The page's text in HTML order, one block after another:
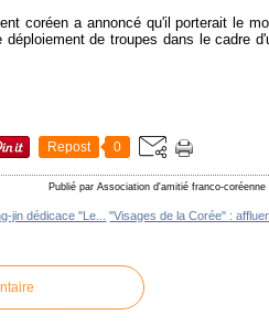
coréen a annoncé qu'il porterait le
de troupes dans le cadre
Repost 0
Publié par Association d'amitié franco-coréenne
jin dédicace "Le... "Visages de la Corée" :